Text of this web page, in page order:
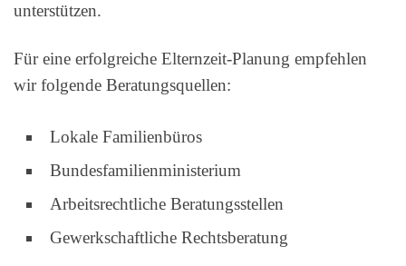
unterstützen.
Für eine erfolgreiche Elternzeit-Planung empfehlen
wir folgende Beratungsquellen:
Lokale Familienbüros
Bundesfamilienministerium
Arbeitsrechtliche Beratungsstellen
Gewerkschaftliche Rechtsberatung